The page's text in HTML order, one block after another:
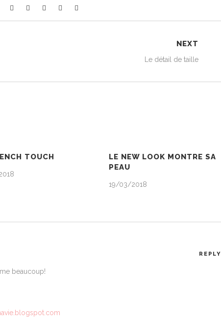
NEXT
Le détail de taille
TOUCH
LE NEW LOOK MONTRE SA
PEAU
19/03/2018
REPLY
beaucoup!